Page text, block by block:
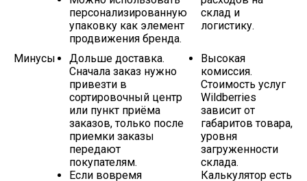
персонализированную
упаковку как элемент
продвижения бренда.
склад и
логистику.
Минусы
Дольше доставка.
Сначала заказ нужно
привезти в
сортировочный центр
или пункт приёма
заказов, только после
приемки заказы
передают
покупателям.
Если вовремя
Высокая
комиссия.
Стоимость услуг
Wildberries
зависит от
габаритов товара,
уровня
загруженности
склада.
Калькулятор есть